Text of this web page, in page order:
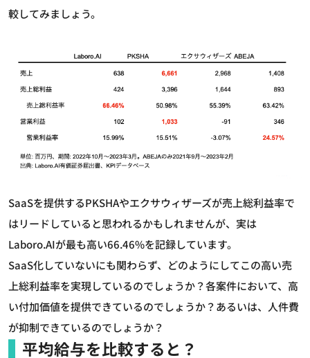
較してみましょう。
SaaSを提供するPKSHAやエクサウィザーズが売上総利益率で
はリードしていると思われるかもしれませんが、実は
Laboro.AIが最も高い66.46%を記録しています。
SaaS化していないにも関わらず、どのようにしてこの高い売
上総利益率を実現しているのでしょうか？各案件において、高
い付加価値を提供できているのでしょうか？あるいは、人件費
が抑制できているのでしょうか？
平均給与を比較すると？